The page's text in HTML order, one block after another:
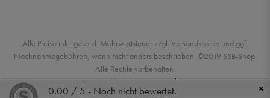
Alle Preise inkl. gesetzl. Mehrwertsteuer zzgl. Versandkosten und ggf.
Nachnahmegebühren, wenn nicht anders beschrieben. ©2019 SSB-Shop.
Alle Rechte vorbehalten.
Powered bycreateyourtemplate
×
0.00 / 5 - Noch nicht bewertet.